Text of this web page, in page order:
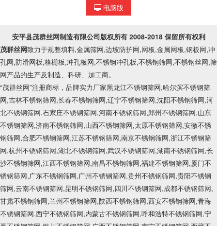
电脑版
安平县茂群丝网制造有限公司版权所有 2008-2018 保留所有权利
茂群丝网致力于规整填料,金属筛网,边坡防护网,网板,金属网板,钢板网,冲
孔网,防滑网板,格栅板,冲孔板网,不锈钢冲孔板,不锈钢筛网,不锈钢丝网,筛
网产品的生产及制造、科研、加工商。
“茂群丝网”注册商标，品牌实力厂家黑龙江不锈钢筛网,哈尔滨不锈钢筛
网,吉林不锈钢筛网,长春不锈钢筛网,辽宁不锈钢筛网,沈阳不锈钢筛网,河
北不锈钢筛网,石家庄不锈钢筛网,河南不锈钢筛网,郑州不锈钢筛网,山东
不锈钢筛网,济南不锈钢筛网,山西不锈钢筛网,太原不锈钢筛网,安徽不锈
钢筛网,合肥不锈钢筛网,江苏不锈钢筛网,南京不锈钢筛网,浙江不锈钢筛
网,杭州不锈钢筛网,湖北不锈钢筛网,武汉不锈钢筛网,湖南不锈钢筛网,长
沙不锈钢筛网,江西不锈钢筛网,南昌不锈钢筛网,福建不锈钢筛网,厦门不
锈钢筛网,广东不锈钢筛网,广州不锈钢筛网,贵州不锈钢筛网,贵阳不锈钢
筛网,云南不锈钢筛网,昆明不锈钢筛网,四川不锈钢筛网,成都不锈钢筛网,
甘肃不锈钢筛网,兰州不锈钢筛网,陕西不锈钢筛网,西安不锈钢筛网,青海
不锈钢筛网,西宁不锈钢筛网,内蒙古不锈钢筛网,呼和浩特不锈钢筛网,宁